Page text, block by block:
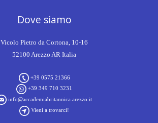
Dove siamo
Vicolo Pietro da Cortona, 10-16
52100 Arezzo AR Italia
+39 0575 21366
+39 349 710 3231
info@accademiabritannica.arezzo.it
Vieni a trovarci!